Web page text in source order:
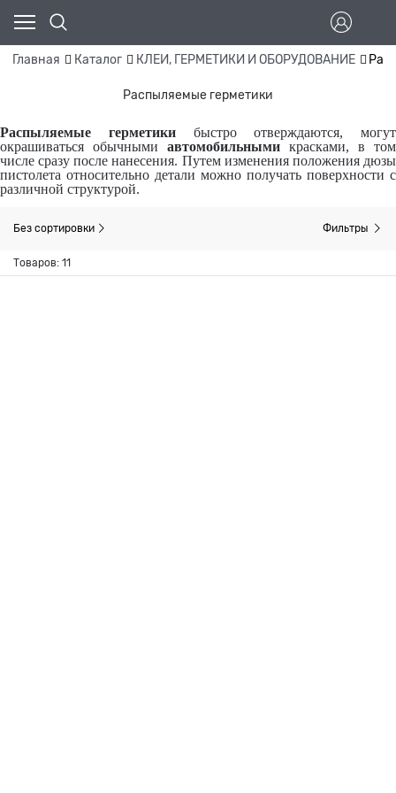
Главная Каталог КЛЕИ, ГЕРМЕТИКИ И ОБОРУДОВАНИЕ
Распыляемые герметики
Распыляемые герметикибыстро отверждаются, могут
окрашиваться обычными автомобильными красками, в том
числе сразу после нанесения. Путем изменения положения дюзы
пистолета относительно детали можно получать поверхности с
различной структурой.
Без сортировки Фильтры
Товаров: 11